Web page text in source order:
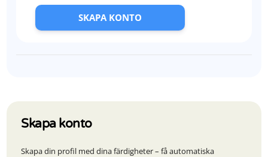
SKAPA KONTO
Skapa konto
Skapa din profil med dina färdigheter – få automatiska